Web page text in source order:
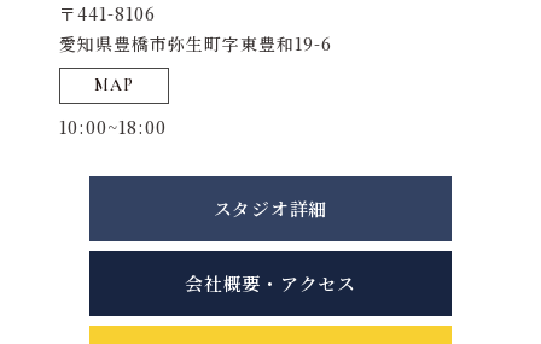
〒441-8106
愛知県豊橋市弥生町字東豊和19-6
MAP
10:00~18:00
スタジオ詳細
会社概要・アクセス